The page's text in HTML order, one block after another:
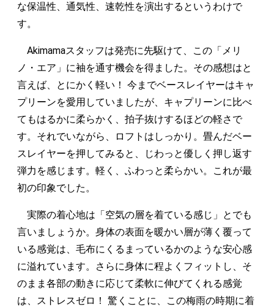
な保温性、通気性、速乾性を演出するというわけで
す。
Akimamaスタッフは発売に先駆けて、この「メリ
ノ・エア」に袖を通す機会を得ました。その感想はと
言えば、とにかく軽い！ 今までベースレイヤーはキャ
プリーンを愛用していましたが、キャプリーンに比べ
てもはるかに柔らかく、拍子抜けするほどの軽さで
す。それでいながら、ロフトはしっかり。畳んだベー
スレイヤーを押してみると、じわっと優しく押し返す
弾力を感じます。軽く、ふわっと柔らかい。これが最
初の印象でした。
実際の着心地は「空気の層を着ている感じ」とでも
言いましょうか。身体の表面を暖かい層が薄く覆って
いる感覚は、毛布にくるまっているかのような安心感
に溢れています。さらに身体に程よくフィットし、そ
のまま各部の動きに応じて柔軟に伸びてくれる感覚
は、ストレスゼロ！ 驚くことに、この梅雨の時期に着